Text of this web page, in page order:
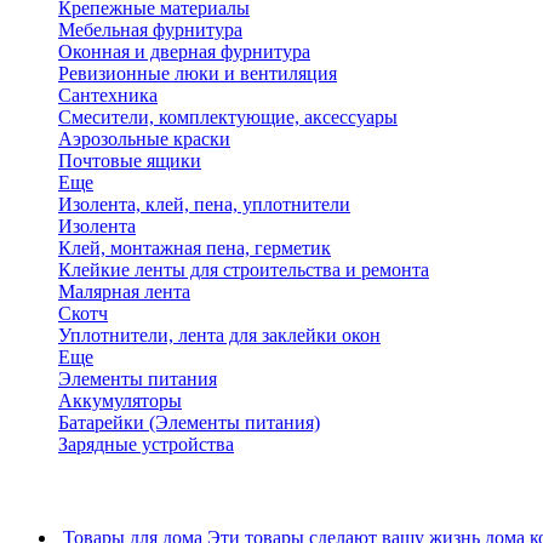
Крепежные материалы
Мебельная фурнитура
Оконная и дверная фурнитура
Ревизионные люки и вентиляция
Сантехника
Смесители, комплектующие, аксессуары
Аэрозольные краски
Почтовые ящики
Еще
Изолента, клей, пена, уплотнители
Изолента
Клей, монтажная пена, герметик
Клейкие ленты для строительства и ремонта
Малярная лента
Скотч
Уплотнители, лента для заклейки окон
Еще
Элементы питания
Аккумуляторы
Батарейки (Элементы питания)
Зарядные устройства
Товары для дома Эти товары сделают вашу жизнь дома